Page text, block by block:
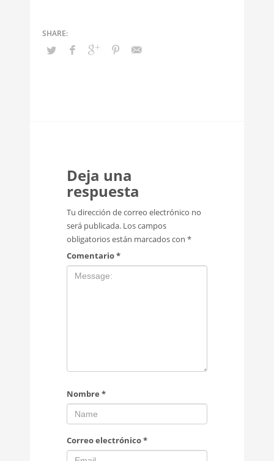
Deja una
respuesta
Tu dirección de correo electrónico no
será publicada. Los campos
obligatorios están marcados con *
Comentario*
Nombre *
Correo electrónico*